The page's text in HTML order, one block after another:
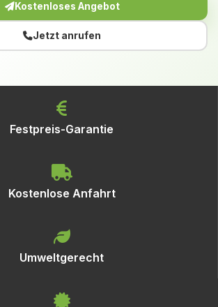
Kostenloses Angebot
Jetzt anrufen
Festpreis-Garantie
Kostenlose Anfahrt
Umweltgerecht